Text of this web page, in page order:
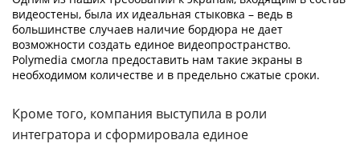
видеостены, была их идеальная стыковка – ведь в
большинстве случаев наличие бордюра не дает
возможности создать единое видеопространство.
Polymedia смогла предоставить нам такие экраны в
необходимом количестве и в предельно сжатые сроки.
Кроме того, компания выступила в роли
интегратора и сформировала единое